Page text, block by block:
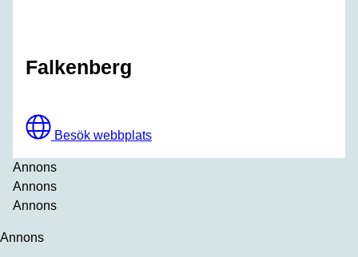
Falkenberg
Besök webbplats
Annons
Annons
Annons
Annons